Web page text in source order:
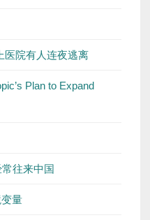
医院有人连夜逃离
Plan to Expand
往来中国
量